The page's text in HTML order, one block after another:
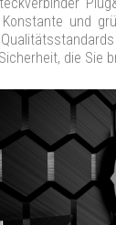
und
die Sie